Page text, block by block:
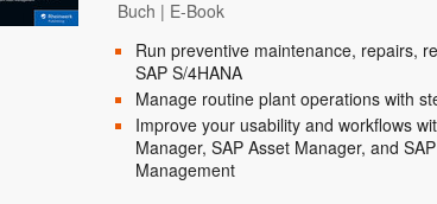
Buch | E-Book
Run preventive maintenance, repairs,
SAP S/4HANA
Manage routine plant operations with
Improve your usability and workflows
Manager, SAP Asset Manager, and
Management